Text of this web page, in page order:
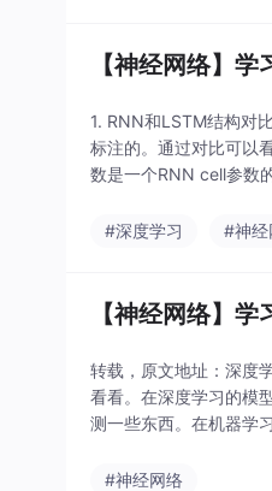
【神经网络】
1. RNN和LSTM结构对
标注的。通过对比可以
数是一个RNN cell参数
#深度学习
#神经
【神经网络】
转载，原文地址：深度
看看。在深度学习的模
测一些东西。在机器学
#神经网络